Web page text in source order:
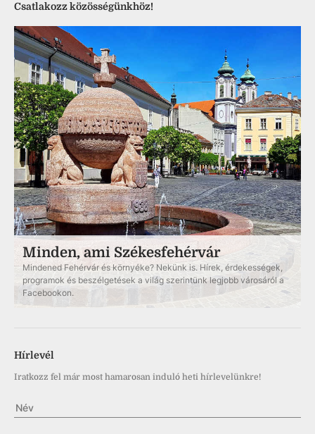
Csatlakozz közösségünkhöz!
Minden, ami Székesfehérvár
Mindened Fehérvár és környéke? Nekünk is. Hírek, érdekességek,
programok és beszélgetések a világ szerintünk legjobb városáról a
Facebookon.
Hírlevél
Iratkozz fel már most hamarosan induló heti hírlevelünkre!